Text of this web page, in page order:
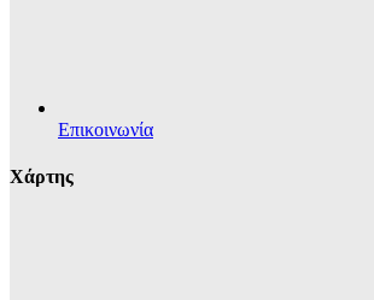
Επικοινωνία
Χάρτης